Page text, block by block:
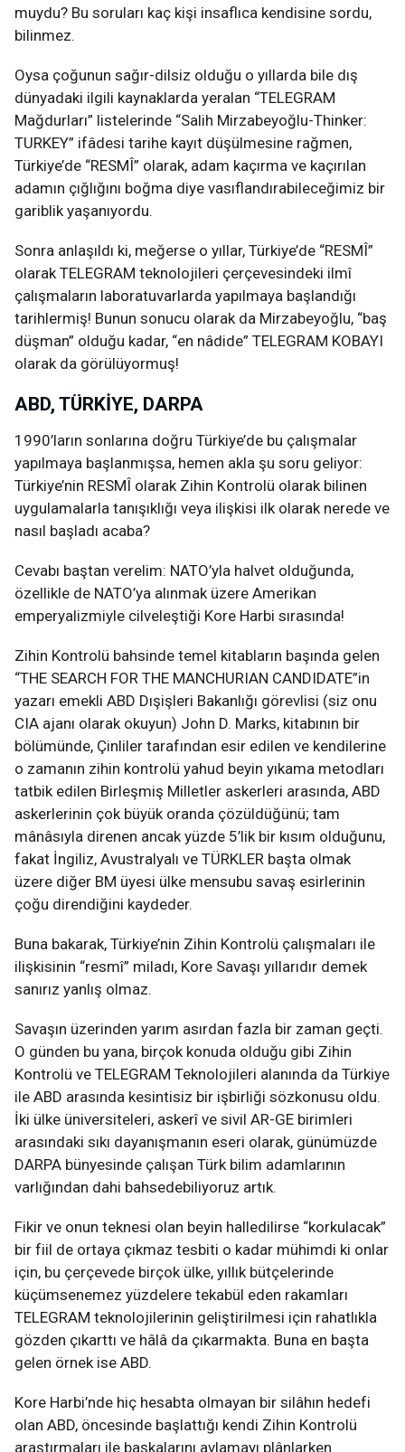
muydu? Bu soruları kaç kişi insaflıca kendisine sordu,
bilinmez.
Oysa çoğunun sağır-dilsiz olduğu o yıllarda bile dış
dünyadaki ilgili kaynaklarda yeralan “TELEGRAM
Mağdurları” listelerinde “Salih Mirzabeyoğlu-Thinker:
TURKEY” ifâdesi tarihe kayıt düşülmesine rağmen,
Türkiye’de “RESMÎ” olarak, adam kaçırma ve kaçırılan
adamın çığlığını boğma diye vasıflandırabileceğimiz bir
gariblik yaşanıyordu.
Sonra anlaşıldı ki, meğerse o yıllar, Türkiye’de “RESMÎ”
olarak TELEGRAM teknolojileri çerçevesindeki ilmî
çalışmaların laboratuvarlarda yapılmaya başlandığı
tarihlermiş! Bunun sonucu olarak da Mirzabeyoğlu, “baş
düşman” olduğu kadar, “en nâdide” TELEGRAM KOBAYI
olarak da görülüyormuş!
ABD, TÜRKİYE, DARPA
1990’ların sonlarına doğru Türkiye’de bu çalışmalar
yapılmaya başlanmışsa, hemen akla şu soru geliyor:
Türkiye’nin RESMÎ olarak Zihin Kontrolü olarak bilinen
uygulamalarla tanışıklığı veya ilişkisi ilk olarak nerede ve
nasıl başladı acaba?
Cevabı baştan verelim: NATO’yla halvet olduğunda,
özellikle de NATO’ya alınmak üzere Amerikan
emperyalizmiyle cilveleştiği Kore Harbi sırasında!
Zihin Kontrolü bahsinde temel kitabların başında gelen
“THE SEARCH FOR THE MANCHURIAN CANDIDATE”in
yazarı emekli ABD Dışişleri Bakanlığı görevlisi (siz onu
CIA ajanı olarak okuyun) John D. Marks, kitabının bir
bölümünde, Çinliler tarafından esir edilen ve kendilerine
o zamanın zihin kontrolü yahud beyin yıkama metodları
tatbik edilen Birleşmiş Milletler askerleri arasında, ABD
askerlerinin çok büyük oranda çözüldüğünü; tam
mânâsıyla direnen ancak yüzde 5’lik bir kısım olduğunu,
fakat İngiliz, Avustralyalı ve TÜRKLER başta olmak
üzere diğer BM üyesi ülke mensubu savaş esirlerinin
çoğu direndiğini kaydeder.
Buna bakarak, Türkiye’nin Zihin Kontrolü çalışmaları ile
ilişkisinin “resmî” miladı, Kore Savaşı yıllarıdır demek
sanırız yanlış olmaz.
Savaşın üzerinden yarım asırdan fazla bir zaman geçti.
O günden bu yana, birçok konuda olduğu gibi Zihin
Kontrolü ve TELEGRAM Teknolojileri alanında da Türkiye
ile ABD arasında kesintisiz bir işbirliği sözkonusu oldu.
İki ülke üniversiteleri, askerî ve sivil AR-GE birimleri
arasındaki sıkı dayanışmanın eseri olarak, günümüzde
DARPA bünyesinde çalışan Türk bilim adamlarının
varlığından dahi bahsedebiliyoruz artık.
Fikir ve onun teknesi olan beyin halledilirse “korkulacak”
bir fiil de ortaya çıkmaz tesbiti o kadar mühimdi ki onlar
için, bu çerçevede birçok ülke, yıllık bütçelerinde
küçümsenemez yüzdelere tekabül eden rakamları
TELEGRAM teknolojilerinin geliştirilmesi için rahatlıkla
gözden çıkarttı ve hâlâ da çıkarmakta. Buna en başta
gelen örnek ise ABD.
Kore Harbi’nde hiç hesabta olmayan bir silâhın hedefi
olan ABD, öncesinde başlattığı kendi Zihin Kontrolü
araştırmaları ile başkalarını avlamayı plânlarken